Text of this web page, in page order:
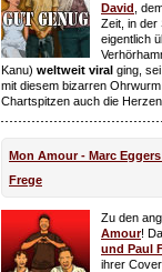
David ,
Zeit, in der
eigentlich
Kanu) weltweit viral ging,
mit diesem bizarren
Chartspitzen auch die
Mon Amour - Marc
Frege
Zu den
Amour!
und Paul
ihrer